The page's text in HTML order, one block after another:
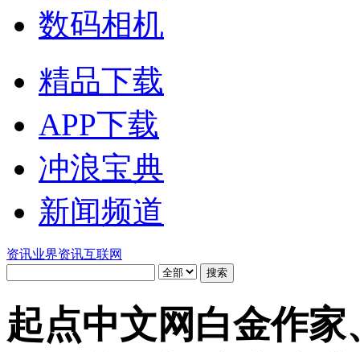
数码相机
精品下载
APP下载
冲浪宝典
新闻频道
资讯业界资讯互联网
起点中文网白金作